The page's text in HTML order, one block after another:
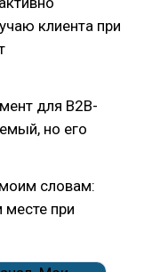
клиента при
для B2B-
но его
словам:
месте при